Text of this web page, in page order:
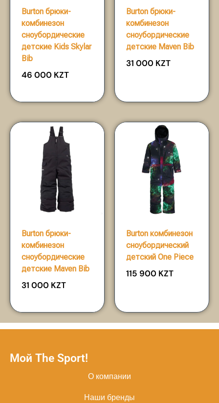
Burton брюки-
комбинезон
сноубордические
детские Kids Skylar
Bib
46 000 KZT
Burton брюки-
комбинезон
сноубордические
детские Maven Bib
31 000 KZT
Burton брюки-
комбинезон
сноубордические
детские Maven Bib
31 000 KZT
Burton комбинезон
сноубордический
детский One Piece
115 900 KZT
Мой The Sport!
О компании
Наши бренды